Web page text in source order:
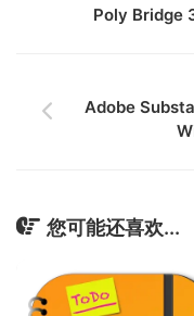
Poly Bridge
Adobe
您可能还喜欢...